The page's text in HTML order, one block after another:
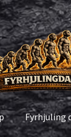
Fyrhjuling